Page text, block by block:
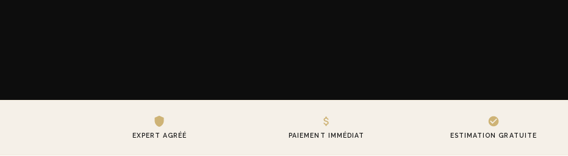
EXPERT AGRÉÉ PAIEMENT IMMÉDIAT ESTIMATION GRATUITE